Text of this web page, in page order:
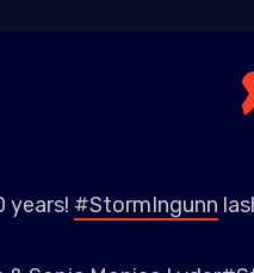
years! #StormIngunn